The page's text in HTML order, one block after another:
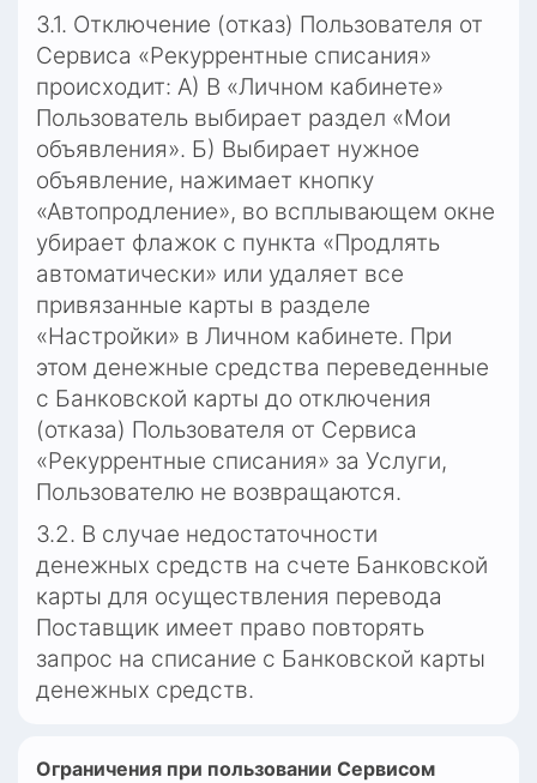
3.1. Отключение (отказ) Пользователя от
Сервиса «Рекуррентные списания»
происходит: А) В «Личном кабинете»
Пользователь выбирает раздел «Мои
объявления». Б) Выбирает нужное
объявление, нажимает кнопку
«Автопродление», во всплывающем окне
убирает флажок с пункта «Продлять
автоматически» или удаляет все
привязанные карты в разделе
«Настройки» в Личном кабинете. При
этом денежные средства переведенные
с Банковской карты до отключения
(отказа) Пользователя от Сервиса
«Рекуррентные списания» за Услуги,
Пользователю не возвращаются.
3.2. В случае недостаточности
денежных средств на счете Банковской
карты для осуществления перевода
Поставщик имеет право повторять
запрос на списание с Банковской карты
денежных средств.
Ограничения при пользовании Сервисом